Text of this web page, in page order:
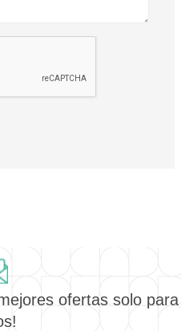
ofertas solo para